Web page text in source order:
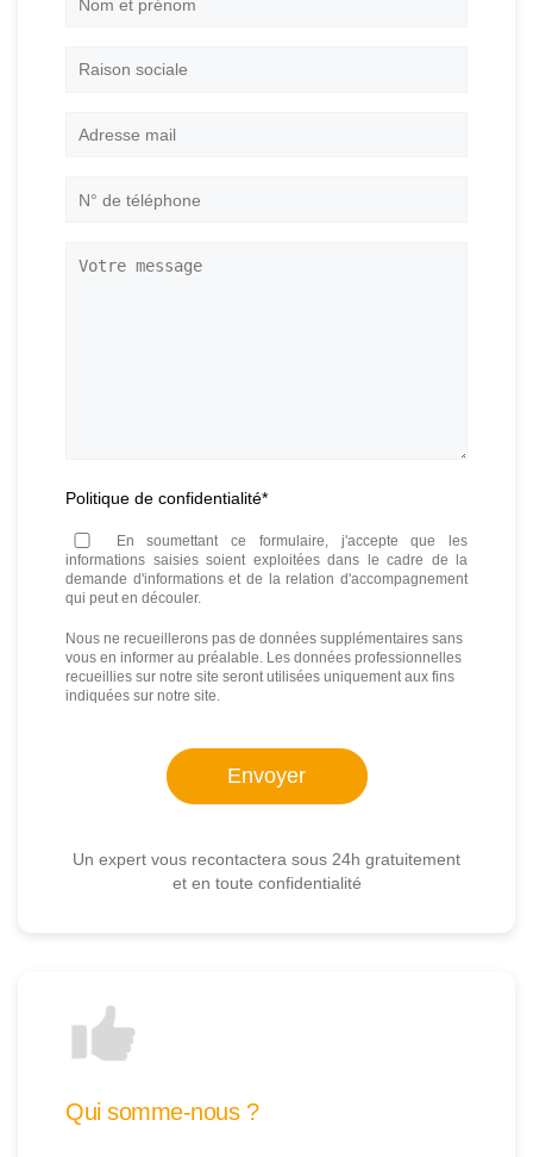
Raison
Adresse
N°
Votre
Politique de confidentialité*
En soumettant ce formulaire, j'accepte que les
informations saisies soient exploitées dans le cadre de la
demande d'informations et de la relation d'accompagnement
qui peut en découler.
Nous ne recueillerons pas de données supplémentaires sans
vous en informer au préalable. Les données professionnelles
recueillies sur notre site seront utilisées uniquement aux fins
indiquées sur notre site.
Un expert vous recontactera sous 24h gratuitement
et en toute confidentialité
Qui somme-nous ?